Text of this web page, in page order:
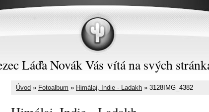
Láďa Novák Vás vítá na svých
Úvod » Fotoalbum » Himálaj, Indie - Ladakh » 3128IMG_4382